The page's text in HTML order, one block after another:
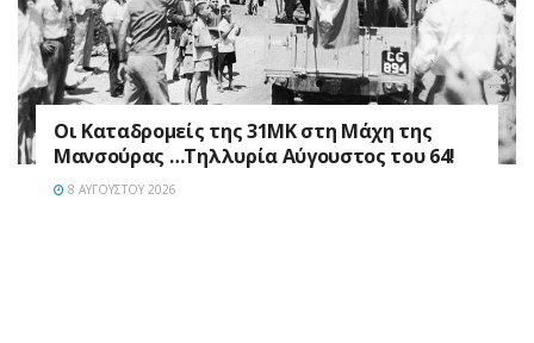
Οι Καταδρομείς της 31ΜΚ στη Mάχη της
Μανσούρας …Τηλλυρία Αύγουστος του 64!
8 ΑΥΓΟΎΣΤΟΥ 2026